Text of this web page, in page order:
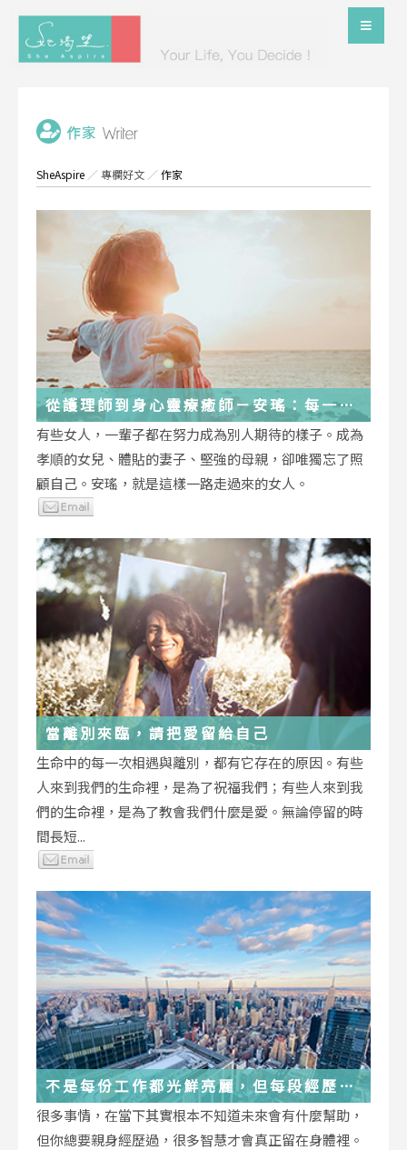
SheAspire ／專欄好文 ／作家
從護理師到身心靈療癒師－安瑤：每一段
低谷，都能成為重生的起點
有些女人，一輩子都在努力成為別人期待的樣子。成為
孝順的女兒、體貼的妻子、堅強的母親，卻唯獨忘了照
顧自己。安瑤，就是這樣一路走過來的女人。
當離別來臨，請把愛留給自己
生命中的每一次相遇與離別，都有它存在的原因。有些
人來到我們的生命裡，是為了祝福我們；有些人來到我
們的生命裡，是為了教會我們什麼是愛。無論停留的時
間長短...
不是每份工作都光鮮亮麗，但每段經歷都
在偷偷改變你
很多事情，在當下其實根本不知道未來會有什麼幫助，
但你總要親身經歷過，很多智慧才會真正留在身體裡。